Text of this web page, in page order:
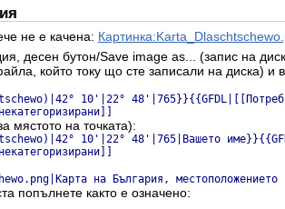
не е качена:
десен бутон/Save image as... (запис на
който току що сте записали на диска) и
10'|22°
мястото на точката):
10'|22° 48'|765|Вашето
на България,
попълнете както е означено: